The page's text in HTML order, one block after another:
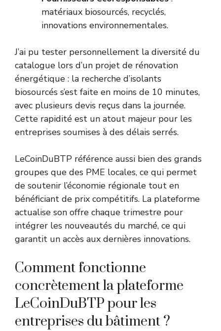
matériaux biosourcés, recyclés,
innovations environnementales.
J’ai pu tester personnellement la diversité du
catalogue lors d’un projet de rénovation
énergétique : la recherche d’isolants
biosourcés s’est faite en moins de 10 minutes,
avec plusieurs devis reçus dans la journée.
Cette rapidité est un atout majeur pour les
entreprises soumises à des délais serrés.
LeCoinDuBTP référence aussi bien des grands
groupes que des PME locales, ce qui permet
de soutenir l’économie régionale tout en
bénéficiant de prix compétitifs. La plateforme
actualise son offre chaque trimestre pour
intégrer les nouveautés du marché, ce qui
garantit un accès aux dernières innovations.
Comment fonctionne
concrètement la plateforme
LeCoinDuBTP pour les
entreprises du bâtiment ?